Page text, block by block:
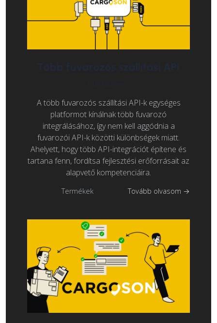
Több fuvarozós szállítási API
Ülari Kalamees
A több fuvarozós szállítási API-k egységes
platformot kínálnak több fuvarozó
integrálásához, így nem kell aggódnia a
fuvarozói API-k közötti különbségek miatt.
Ahelyett, hogy több API-integrációt építene és
tartana fenn, fordítsa fejlesztési erőforrásait az
alapvető kompetenciáira.
Termékek Tovább olvasom →